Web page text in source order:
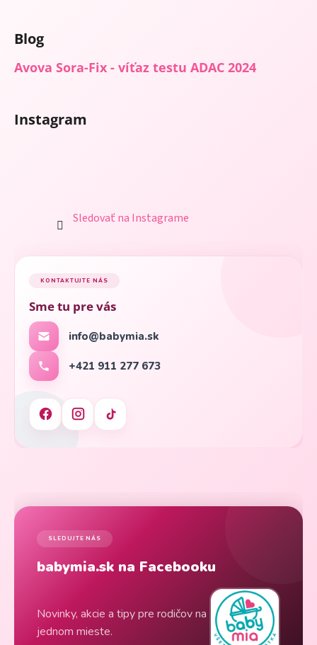
Blog
Avova Sora-Fix - víťaz testu ADAC 2024
Instagram
Sledovať na Instagrame
KONTAKTUJTE NÁS
Sme tu pre vás
info@babymia.sk
+421 911 277 673
SLEDUJTE NÁS
babymia.sk na Facebooku
Novinky, akcie a tipy pre rodičov na
jednom mieste.